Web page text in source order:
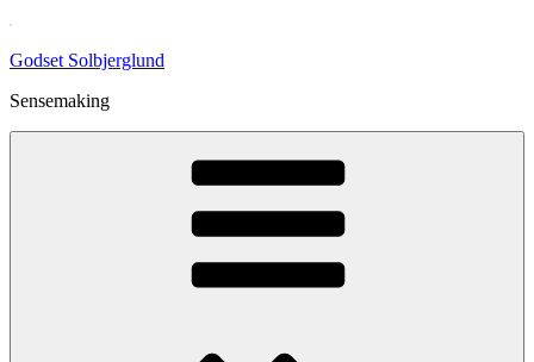
content
Godset Solbjerglund
Sensemaking